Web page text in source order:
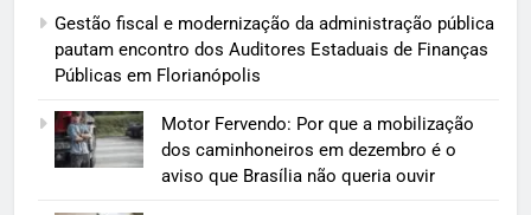
Gestão fiscal e modernização da administração pública
pautam encontro dos Auditores Estaduais de Finanças
Públicas em Florianópolis
Motor Fervendo: Por que a mobilização
dos caminhoneiros em dezembro é o
aviso que Brasília não queria ouvir